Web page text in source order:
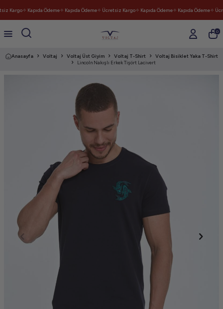
Kargo✧ Kapıda Ödeme✧ Kapıda Ödeme✧ Ücretsiz Kargo✧ Kapıda Ödeme✧ Kapıda Ödeme✧
0
Anasayfa Voltaj Voltaj Üst Giyim Voltaj T-Shirt
Voltaj Bisiklet Yaka T-Shirt
Lincoln Nakışlı Erkek Tişört Lacivert